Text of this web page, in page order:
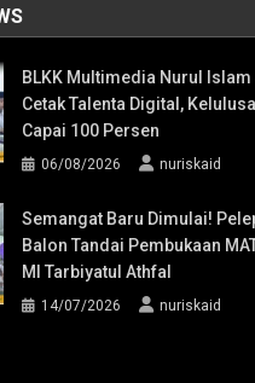
BLKK Multimedia Nurul Islam
Cetak Talenta Digital,
Capai 100 Persen
06/08/2026 nuriskaid
Semangat Baru Dimulai!
Balon Tandai Pembukaan
MI Tarbiyatul Athfal
14/07/2026 nuriskaid